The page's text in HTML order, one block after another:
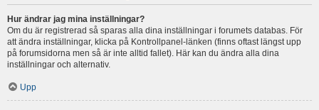
Hur ändrar jag mina inställningar?
Om du är registrerad så sparas alla dina inställningar i forumets databas. För
att ändra inställningar, klicka på Kontrollpanel-länken (finns oftast längst upp
på forumsidorna men så är inte alltid fallet). Här kan du ändra alla dina
inställningar och alternativ.
Upp